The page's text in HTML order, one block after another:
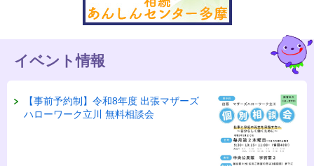
イベント情報
【事前予約制】令和8年度 出張マザーズ
ハローワーク立川 無料相談会